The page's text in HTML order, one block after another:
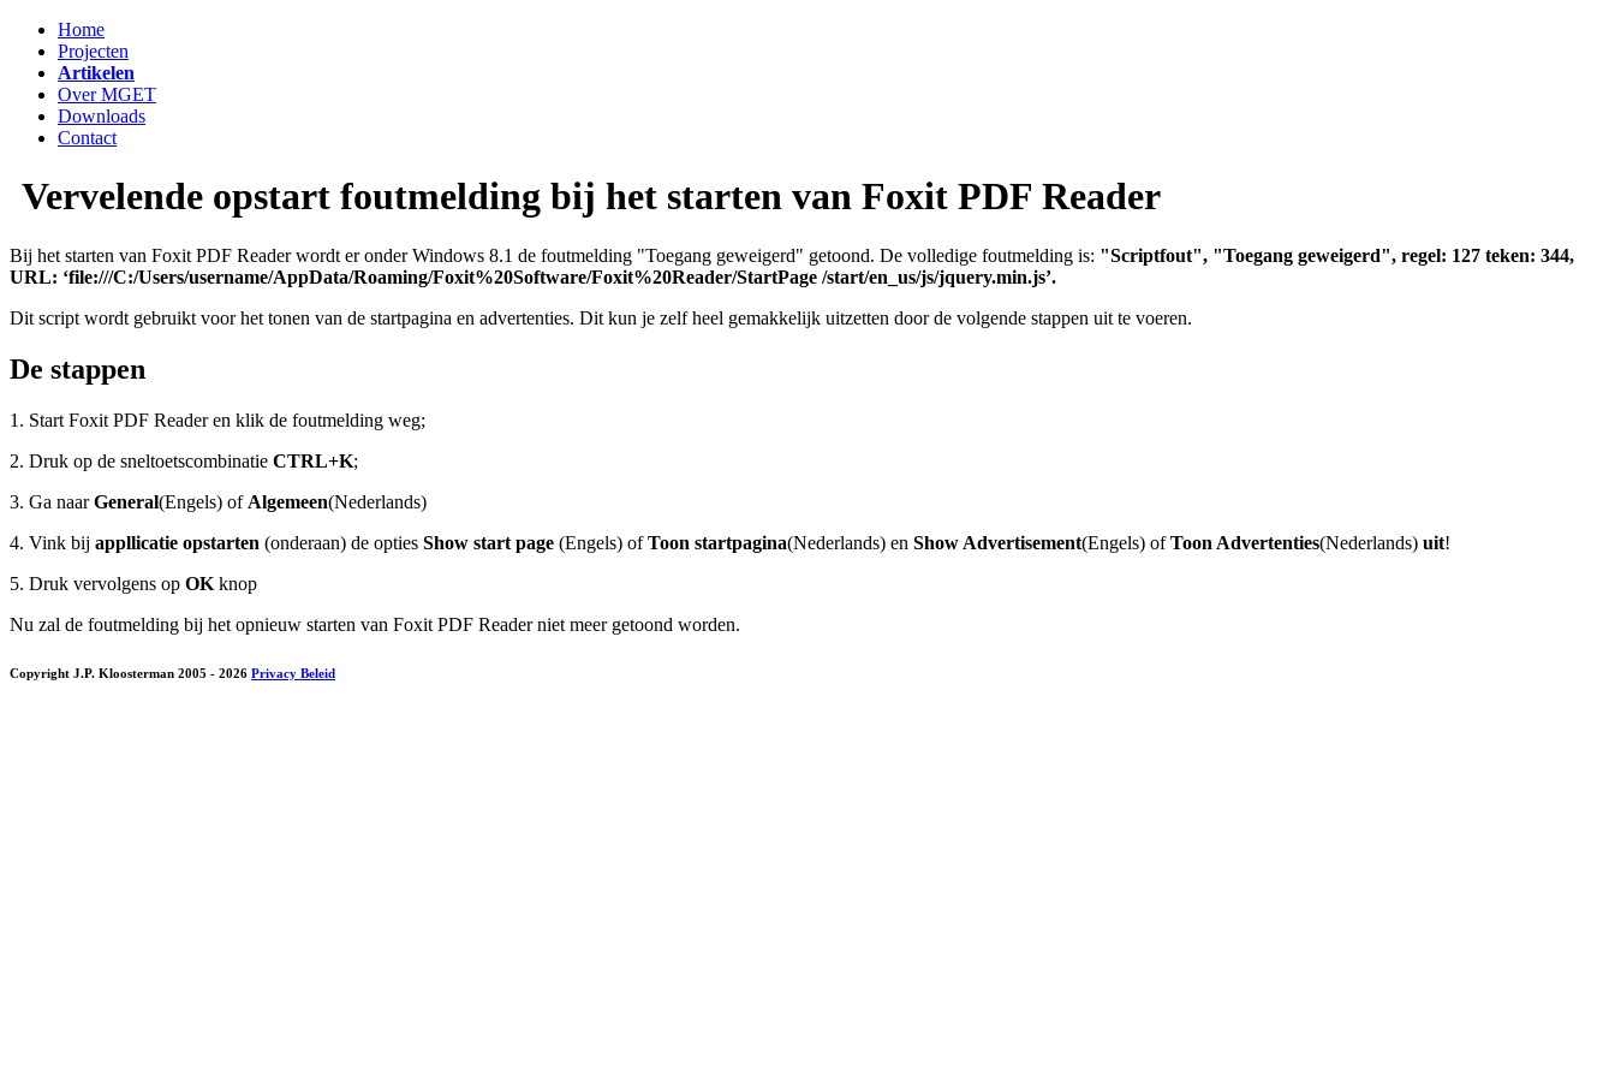
Home
Projecten
Artikelen
Over MGET
Downloads
Contact
Vervelende opstart foutmelding bij het starten van Foxit PDF Reader
Bij het starten van Foxit PDF Reader wordt er onder Windows 8.1 de foutmelding "Toegang geweigerd" getoond. De volledige foutmelding is: "Scriptfout", "Toegang geweigerd", regel: 127 teken: 344,
URL: ‘file:///C:/Users/username/AppData/Roaming/Foxit%20Software/Foxit%20Reader/StartPage /start/en_us/js/jquery.min.js’.
Dit script wordt gebruikt voor het tonen van de startpagina en advertenties. Dit kun je zelf heel gemakkelijk uitzetten door de volgende stappen uit te voeren.
De stappen
1. Start Foxit PDF Reader en klik de foutmelding weg;
2. Druk op de sneltoetscombinatie CTRL+K;
3. Ga naarGeneral(Engels) of Algemeen(Nederlands)
4. Vink bij appllicatie opstarten (onderaan) de opties Show start page (Engels) ofToon startpagina(Nederlands) en Show Advertisement(Engels) ofToon Advertenties(Nederlands) uit!
5. Druk vervolgens op OK knop
Nu zal de foutmelding bij het opnieuw starten van Foxit PDF Reader niet meer getoond worden.
Copyright J.P. Kloosterman 2005 - 2026 Privacy Beleid